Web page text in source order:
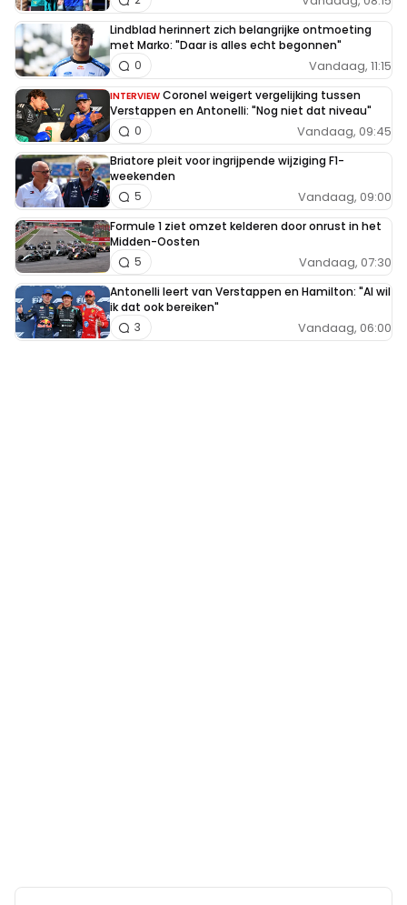
Lindblad herinnert zich belangrijke ontmoeting
met Marko: "Daar is alles echt begonnen"
Vandaag, 11:15
0
INTERVIEW Coronel weigert vergelijking tussen
Verstappen en Antonelli: "Nog niet dat niveau"
Vandaag, 09:45
0
Briatore pleit voor ingrijpende wijziging F1-
weekenden
Vandaag, 09:00
5
Formule 1 ziet omzet kelderen door onrust in het
Midden-Oosten
Vandaag, 07:30
5
Antonelli leert van Verstappen en Hamilton: "Al wil
ik dat ook bereiken"
Vandaag, 06:00
3